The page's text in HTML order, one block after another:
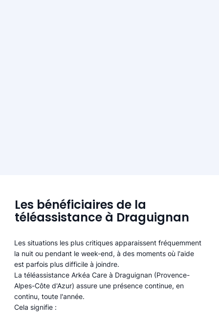
Les bénéficiaires de la
téléassistance à Draguignan
Les situations les plus critiques apparaissent fréquemment
la nuit ou pendant le week-end, à des moments où l'aide
est parfois plus difficile à joindre.
La téléassistance Arkéa Care à Draguignan (Provence-
Alpes-Côte d'Azur) assure une présence continue, en
continu, toute l'année.
Cela signifie :